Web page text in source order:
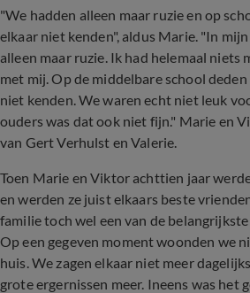
"We hadden alleen maar ruzie en op
elkaar niet kenden", aldus Marie. "In
alleen maar ruzie. Ik had helemaal niets
met mij. Op de middelbare school
niet kenden. We waren echt niet leuk
ouders was dat ook niet fijn." Marie en
van Gert Verhulst en Valerie.
Toen Marie en Viktor achttien jaar
en werden ze juist elkaars beste
familie toch wel een van de
Op een gegeven moment woonden we
huis. We zagen elkaar niet meer
grote ergernissen meer. Ineens was het